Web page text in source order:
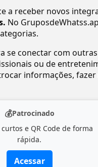
a receber novos
No
se conectar com
ou de
informações, fazer
💰Patrocinado
e QR Code de forma
rápida.
Acessar